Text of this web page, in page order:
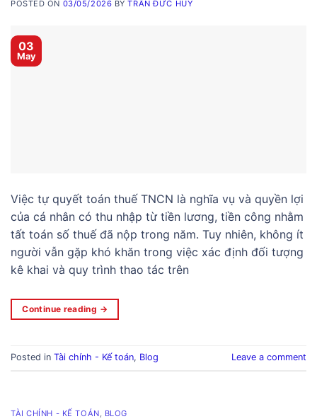
POSTED ON 03/05/2026 BYTRẦN ĐỨC HUY
03
May
Việc tự quyết toán thuế TNCN là nghĩa vụ và quyền lợi
của cá nhân có thu nhập từ tiền lương, tiền công nhằm
tất toán số thuế đã nộp trong năm. Tuy nhiên, không ít
người vẫn gặp khó khăn trong việc xác định đối tượng
kê khai và quy trình thao tác trên
Continue reading →
Posted in Tài chính - Kế toán, Blog Leave a comment
TÀI CHÍNH - KẾ TOÁN, BLOG